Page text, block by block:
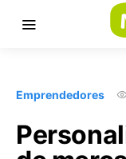
Emprendedores